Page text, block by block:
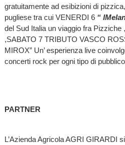
gratuitamente ad esibizioni di
pugliese tra cui VENERDI 6 “
del Sud Italia un viaggio fra Pizziche
,SABATO 7 TRIBUTO VASCO
MIROX” Un’ esperienza live
concerti rock per ogni tipo di
PARTNER
L’Azienda Agricola AGRI GIRARDI